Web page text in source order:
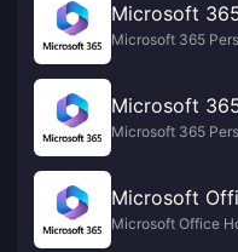
Microsoft
Microsoft 365
Microsoft
Microsoft 365
Microsoft
Microsoft Office